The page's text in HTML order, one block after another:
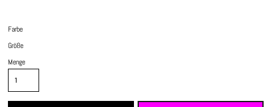
Farbe
Größe
Menge